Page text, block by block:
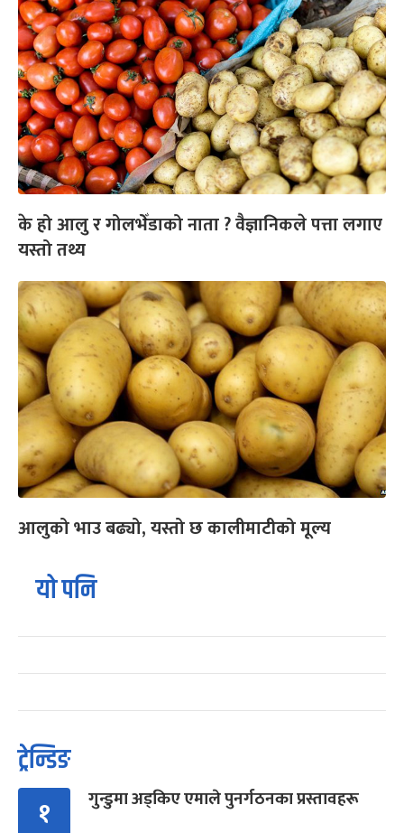
के हो आलु र गोलभेँडाको नाता ? वैज्ञानिकले पत्ता लगाए
यस्तो तथ्य
आलुको भाउ बढ्यो, यस्तो छ कालीमाटीको मूल्य
यो पनि
ट्रेन्डिङ
१ गुन्डुमा अड्किए एमाले पुनर्गठनका प्रस्तावहरू